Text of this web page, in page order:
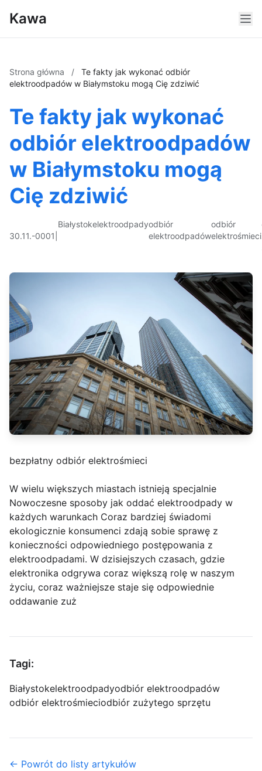
Kawa
Strona główna /
Te fakty jak wykonać odbiór
elektroodpadów w Białymstoku mogą Cię zdziwić
Te fakty jak wykonać
odbiór elektroodpadów
w Białymstoku mogą
Cię zdziwić
30.11.-0001
Białystokelektroodpadyodbiór
elektroodpadów
odbiór
elektrośmieci
bezpłatny odbiór elektrośmieci
W wielu większych miastach istnieją specjalnie
Nowoczesne sposoby jak oddać elektroodpady w
każdych warunkach Coraz bardziej świadomi
ekologicznie konsumenci zdają sobie sprawę z
konieczności odpowiedniego postępowania z
elektroodpadami. W dzisiejszych czasach, gdzie
elektronika odgrywa coraz większą rolę w naszym
życiu, coraz ważniejsze staje się odpowiednie
oddawanie zuż
Tagi:
Białystokelektroodpadyodbiór elektroodpadów
odbiór elektrośmieciodbiór zużytego sprzętu
← Powrót do listy artykułów